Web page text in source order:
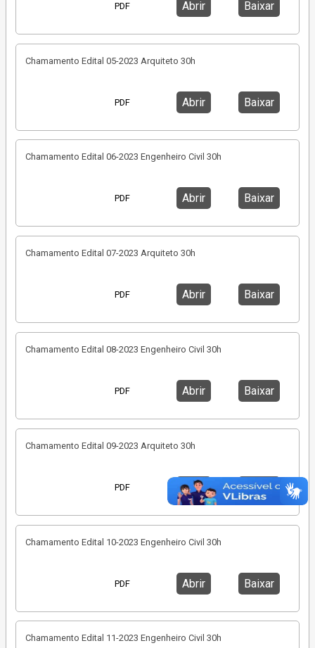
PDF Abrir Baixar
Chamamento Edital 05-2023 Arquiteto 30h
PDF Abrir Baixar
Chamamento Edital 06-2023 Engenheiro Civil 30h
PDF Abrir Baixar
Chamamento Edital 07-2023 Arquiteto 30h
PDF Abrir Baixar
Chamamento Edital 08-2023 Engenheiro Civil 30h
PDF Abrir Baixar
Chamamento Edital 09-2023 Arquiteto 30h
PDF Abrir Baixar
Chamamento Edital 10-2023 Engenheiro Civil 30h
PDF Abrir Baixar
Chamamento Edital 11-2023 Engenheiro Civil 30h